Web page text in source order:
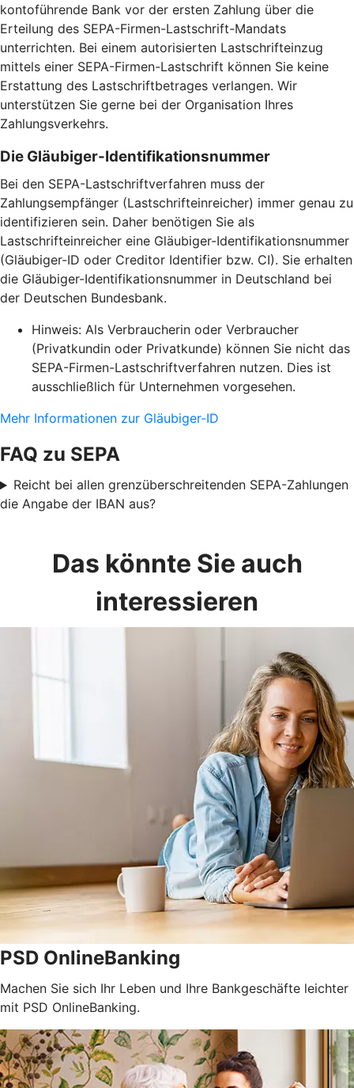
kontoführende Bank vor der ersten Zahlung über die
Erteilung des SEPA-Firmen-Lastschrift-Mandats
unterrichten. Bei einem autorisierten Lastschrifteinzug
mittels einer SEPA-Firmen-Lastschrift können Sie keine
Erstattung des Lastschriftbetrages verlangen. Wir
unterstützen Sie gerne bei der Organisation Ihres
Zahlungsverkehrs.
Die Gläubiger-Identifikationsnummer
Bei den SEPA-Lastschriftverfahren muss der
Zahlungsempfänger (Lastschrifteinreicher) immer genau zu
identifizieren sein. Daher benötigen Sie als
Lastschrifteinreicher eine Gläubiger-Identifikationsnummer
(Gläubiger-ID oder Creditor Identifier bzw. CI). Sie erhalten
die Gläubiger-Identifikationsnummer in Deutschland bei
der Deutschen Bundesbank.
Hinweis: Als Verbraucherin oder Verbraucher
(Privatkundin oder Privatkunde) können Sie nicht das
SEPA-Firmen-Lastschriftverfahren nutzen. Dies ist
ausschließlich für Unternehmen vorgesehen.
Mehr Informationen zur Gläubiger-ID
FAQ zu SEPA
Reicht bei allen grenzüberschreitenden SEPA-Zahlungen
die Angabe der IBAN aus?
Das könnte Sie auch
interessieren
PSD OnlineBanking
Machen Sie sich Ihr Leben und Ihre Bankgeschäfte leichter
mit PSD OnlineBanking.